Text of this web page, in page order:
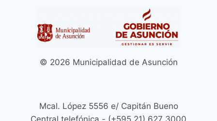
© 2026 Municipalidad de Asunción
Mcal. López 5556 e/ Capitán Bueno